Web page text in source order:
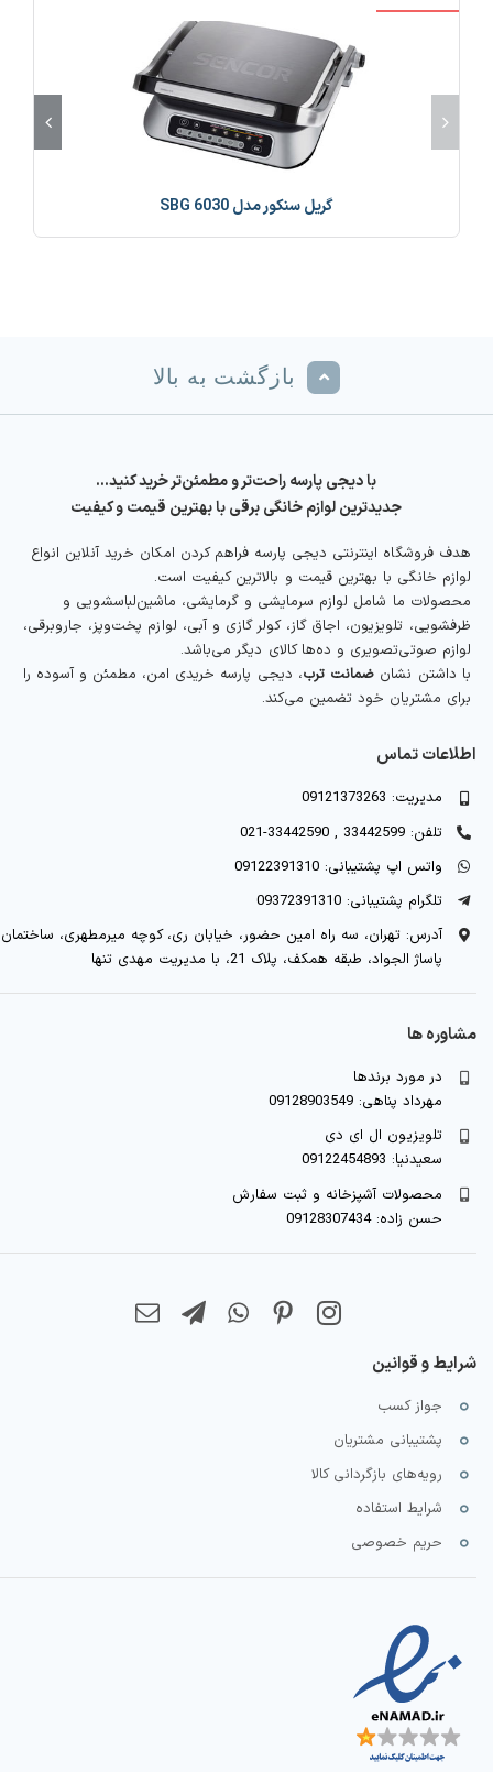
گریل سنکور مدل SBG 6030
بازگشت به بالا
با دیجی پارسه راحت‌تر و مطمئن‌تر خرید کنید…
جدیدترین لوازم خانگی برقی با بهترین قیمت و کیفیت
هدف فروشگاه اینترنتی دیجی پارسه فراهم کردن امکان خرید آنلاین انواع
لوازم خانگی با بهترین قیمت و بالاترین کیفیت است.
محصولات ما شامل لوازم سرمایشی و گرمایشی، ماشین‌لباسشویی و
ظرفشویی، تلویزیون، اجاق گاز، کولر گازی و آبی، لوازم پخت‌وپز، جاروبرقی،
لوازم صوتی‌تصویری و ده‌ها کالای دیگر می‌باشد.
با داشتن نشان ضمانت ترب، دیجی پارسه خریدی امن، مطمئن و آسوده را
برای مشتریان خود تضمین می‌کند.
اطلاعات تماس
مدیریت: 09121373263
تلفن: 33442599 , 33442590-021
واتس اپ پشتیبانی: 09122391310
تلگرام پشتیبانی: 09372391310
آدرس: تهران، سه راه امین حضور، خیابان ری، کوچه میرمطهری، ساختمان
پاساژ الجواد، طبقه همکف، پلاک 21، با مدیریت مهدی تنها
مشاوره ها
در مورد برندها
مهرداد پناهی: 09128903549
تلویزیون ال ای دی
سعیدنیا: 09122454893
محصولات آشپزخانه و ثبت سفارش
حسن زاده: 09128307434
شرایط و قوانین
جواز کسب
پشتیبانی مشتریان
رویه‌های بازگردانی کالا
شرایط استفاده
حریم خصوصی